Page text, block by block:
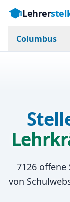
Lehrer
Columbus
7126offene
von